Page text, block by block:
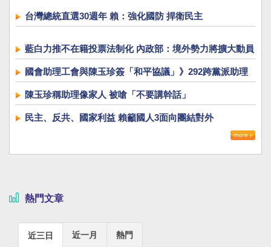
台灣總統直選30週年 賴：強化國防 捍衛民主
藍白力推不在籍投票法制化 內政部：境外勢力將擴大動員
國會助理工會與陳玉珍簽「和平協議」》292跨黨派助理
反彈 喊「撤回提案」
陳玉珍稱助理像家人 被嗆「不要講幹話」
民主、反共、國家利益 賴籲國人3面向團結對外
熱門文章
近三日 近一月 熱門